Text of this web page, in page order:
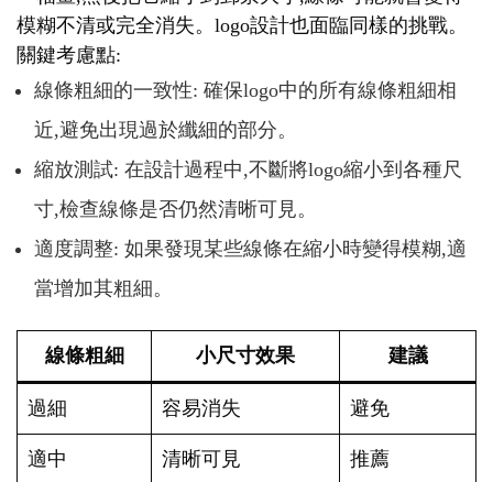
模糊不清或完全消失。logo設計也面臨同樣的挑戰。
關鍵考慮點:
線條粗細的一致性: 確保logo中的所有線條粗細相
近,避免出現過於纖細的部分。
縮放測試: 在設計過程中,不斷將logo縮小到各種尺
寸,檢查線條是否仍然清晰可見。
適度調整: 如果發現某些線條在縮小時變得模糊,適
當增加其粗細。
線條粗細 小尺寸效果 建議
過細 容易消失 避免
適中 清晰可見 推薦